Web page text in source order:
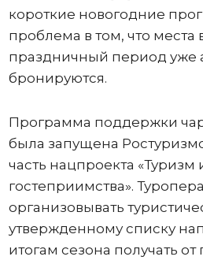
короткие новогодние
проблема в том, что места
праздничный период уже
бронируются.
Программа поддержки
была запущена
часть нацпроекта «Туризм
гостеприимства».
организовывать
утвержденному списку
итогам сезона получать от